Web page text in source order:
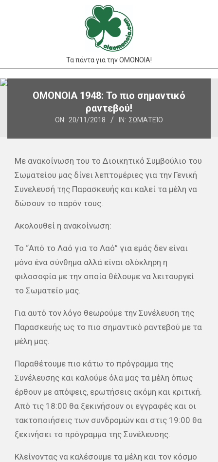
Τα πάντα για την ΟΜΟΝΟΙΑ!
Primary
ΟΜΟΝΟΙΑ 1948: Το πιο σημαντικό
ραντεβού!
ON: 20/11/2018 IN: ΣΩΜΑΤΕΊΟ
Με ανακοίνωση του το Διοικητικό Συμβούλιο του
Σωματείου μας δίνει λεπτομέριες για την Γενική
Συνελευσή της Παρασκευής και καλεί τα μέλη να
δώσουν το παρόν τους.
Ακολουθεί η ανακοίνωση:
Το “Από το Λαό για το Λαό” για εμάς δεν είναι
μόνο ένα σύνθημα αλλά είναι ολόκληρη η
φιλοσοφία με την οποία θέλουμε να λειτουργεί
το Σωματείο μας.
Για αυτό τον λόγο θεωρούμε την Συνέλευση της
Παρασκευής ως το πιο σημαντικό ραντεβού με τα
μέλη μας.
Παραθέτουμε πιο κάτω το πρόγραμμα της
Συνέλευσης και καλούμε όλα μας τα μέλη όπως
έρθουν με απόψεις, ερωτήσεις ακόμη και κριτική.
Από τις 18:00 θα ξεκινήσουν οι εγγραφές και οι
τακτοποιήσεις των συνδρομών και στις 19:00 θα
ξεκινήσει το πρόγραμμα της Συνέλευσης.
Κλείνοντας να καλέσουμε τα μέλη και τον κόσμο